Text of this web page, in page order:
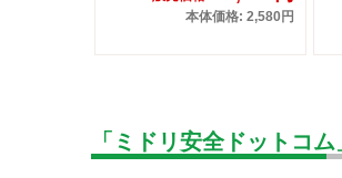
本体価格: 2,580円
「ミドリ安全ドットコ